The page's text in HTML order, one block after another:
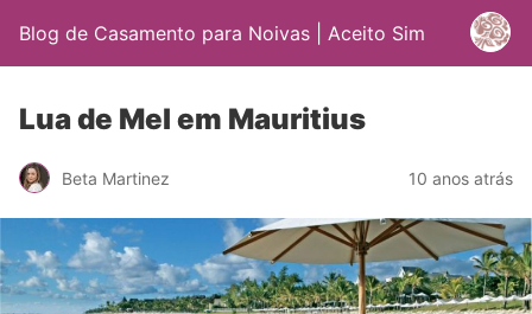
Blog de Casamento para Noivas | Aceito Sim
Lua de Mel em Mauritius
Beta Martinez 10 anos atrás